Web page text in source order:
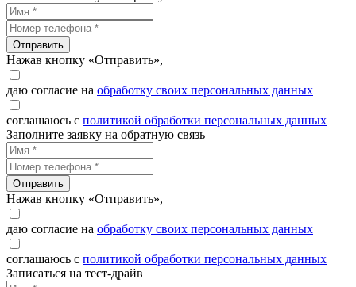
Отправить
Нажав кнопку «Отправить»,
даю согласие на обработку своих персональных данных
соглашаюсь с политикой обработки персональных данных
Заполните заявку на обратную связь
Отправить
Нажав кнопку «Отправить»,
даю согласие на обработку своих персональных данных
соглашаюсь с политикой обработки персональных данных
Записаться на тест-драйв